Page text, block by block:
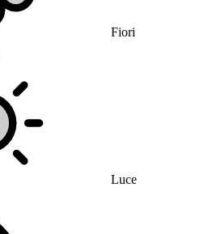
Fiori
Luce